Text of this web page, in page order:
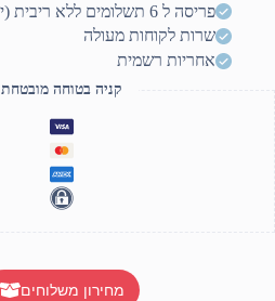
פריסה ל 6 תשלומים ללא ריבית (יותר? דברו איתנו)
שרות לקוחות מעולה
אחריות רשמית
קניה בטוחה מובטחת
מחירון משלוחים